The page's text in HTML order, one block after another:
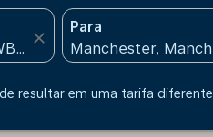
close
Para
resultar em uma tarifa diferente